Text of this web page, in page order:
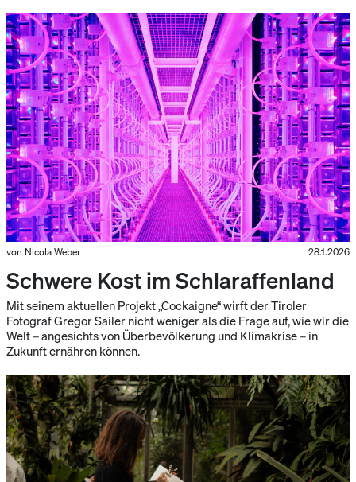
von Nicola Weber 28.1.2026
Schwere Kost im Schlaraffenland
Mit seinem aktuellen Projekt „Cockaigne“ wirft der Tiroler
Fotograf Gregor Sailer nicht weniger als die Frage auf, wie wir die
Welt – angesichts von Überbevölkerung und Klimakrise – in
Zukunft ernähren können.